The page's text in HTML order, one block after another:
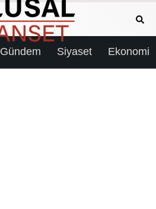
Gündem Siyaset Ekonomi